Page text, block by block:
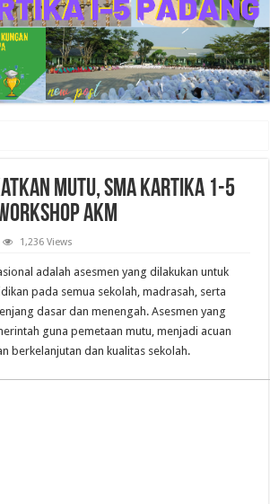
Mutu, SMA Kartika 1-5
AKM
1,236 Views
adalah asesmen yang dilakukan untuk
pada semua sekolah, madrasah, serta
dasar dan menengah. Asesmen yang
guna pemetaan mutu, menjadi acuan
berkelanjutan dan kualitas sekolah.